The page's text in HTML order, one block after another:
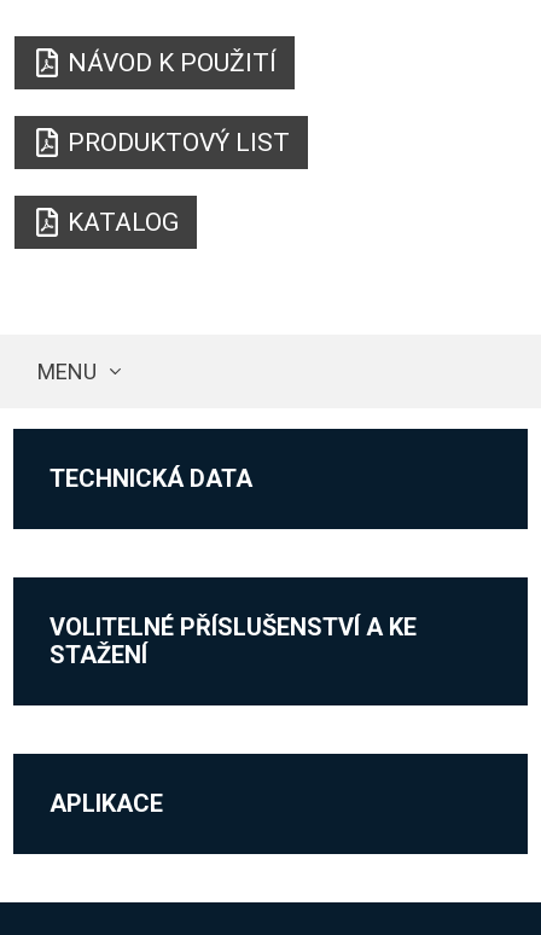
NÁVOD K POUŽITÍ
PRODUKTOVÝ LIST
KATALOG
MENU
TECHNICKÁ DATA
VOLITELNÉ PŘÍSLUŠENSTVÍ A KE
STAŽENÍ
APLIKACE